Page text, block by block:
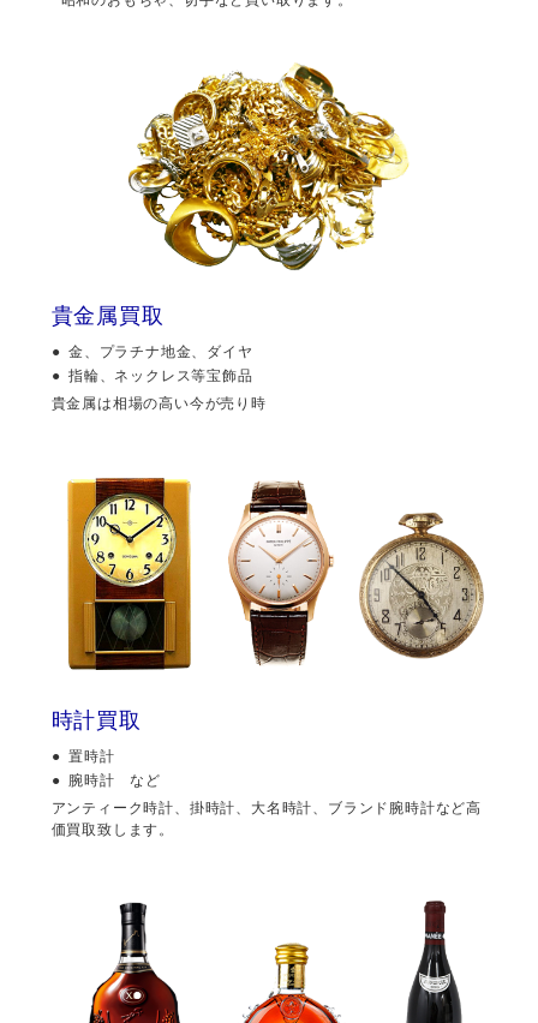
貴金属買取
金、プラチナ地金、ダイヤ
指輪、ネックレス等宝飾品
貴金属は相場の高い今が売り時
時計買取
置時計
腕時計 など
アンティーク時計、掛時計、大名時計、ブランド腕時計など高
価買取致します。